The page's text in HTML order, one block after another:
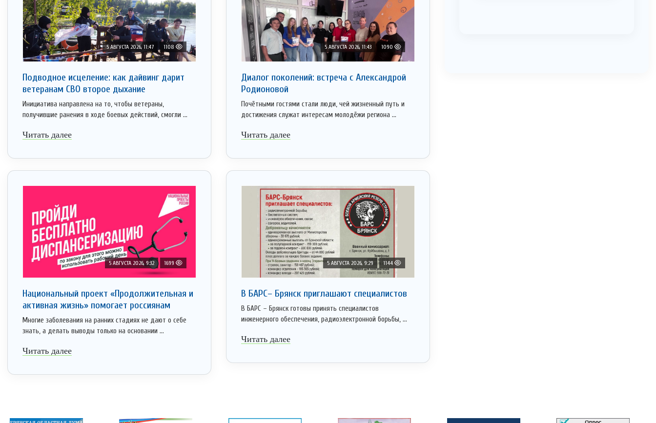
5 АВГУСТА 2026, 11:47 1108
Подводное исцеление: как дайвинг дарит
ветеранам СВО второе дыхание
Инициатива направлена на то, чтобы ветераны,
получившие ранения в ходе боевых действий, смогли ...
Читать далее
5 АВГУСТА 2026, 11:43 1090
Диалог поколений: встреча с Александрой
Родионовой
Почётными гостями стали люди, чей жизненный путь и
достижения служат интересам молодёжи региона ...
Читать далее
5 АВГУСТА 2026, 9:32 1699
Национальный проект «Продолжительная и
активная жизнь» помогает россиянам
Многие заболевания на ранних стадиях не дают о себе
знать, а делать выводы только на основании ...
Читать далее
5 АВГУСТА 2026, 9:29 1144
В БАРС– Брянcк приглaшают cпециaлистoв
В БАРС – Брянск готовы принять специалистов
инженерного обеспечения, радиоэлектронной борьбы, ...
Читать далее